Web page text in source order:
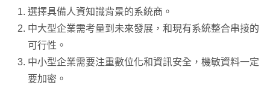
選擇具備人資知識背景的系統商。
中大型企業需考量到未來發展，和現有系統整合串接的
可行性。
中小型企業需要注重數位化和資訊安全，機敏資料一定
要加密。